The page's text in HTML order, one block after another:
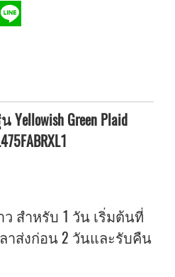
Green Plaid
สำหรับ 1 วัน เริ่มต้นที่
าส่งก่อน 2 วันและรับคืน